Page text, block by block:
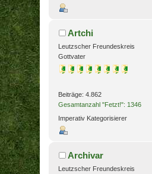
Artchi
Leutzscher Freundeskreis
Gottvater
Beiträge: 4.862
Gesamtanzahl "Fetzt!": 1346
Imperativ Kategorisierer
Archivar
Leutzscher Freundeskreis